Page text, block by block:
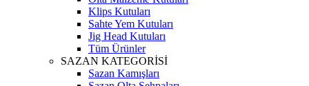
Klips Kutuları
Sahte Yem Kutuları
Jig Head Kutuları
Tüm Ürünler
SAZAN KATEGORİSİ
Sazan Kamışları